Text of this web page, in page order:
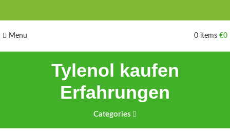
Menu 0 items €0
Tylenol kaufen
Erfahrungen
Categories